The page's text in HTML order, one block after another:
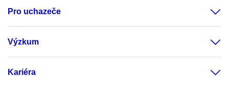
Pro uchazeče
Výzkum
Kariéra